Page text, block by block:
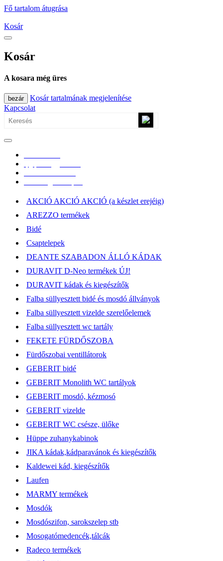
Fő tartalom átugrása
Kosár
Kosár
A kosara még üres
bezár
Kosár tartalmának megjelenítése
Kapcsolat
AKCIÓ AKCIÓ AKCIÓ (a készlet erejéig)
AREZZO termékek
Bidé
Csaptelepek
DEANTE SZABADON ÁLLÓ KÁDAK
DURAVIT D-Neo termékek ÚJ!
DURAVIT kádak és kiegészítők
Falba süllyesztett bidé és mosdó állványok
Falba süllyesztett vizelde szerelőelemek
Falba süllyesztett wc tartály
FEKETE FÜRDŐSZOBA
Fürdőszobai ventillátorok
GEBERIT bidé
GEBERIT Monolith WC tartályok
GEBERIT mosdó, kézmosó
GEBERIT vizelde
GEBERIT WC csésze, ülőke
Hüppe zuhanykabinok
JIKA kádak,kádparavánok és kiegészítők
Kaldewei kád, kiegészítők
Laufen
MARMY termékek
Mosdók
Mosdószifon, sarokszelep stb
Mosogatómedencék,tálcák
Radeco termékek